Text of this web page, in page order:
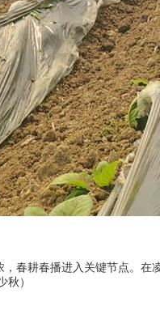
春耕春播进入关键节点。
）